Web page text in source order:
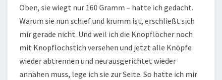
Oben, sie wiegt nur 160 Gramm – hatte ich gedacht.
Warum sie nun schief und krumm ist, erschließt sich
mir gerade nicht. Und weil ich die Knopflöcher noch
mit Knopflochstich versehen und jetzt alle Knöpfe
wieder abtrennen und neu ausgerichtet wieder
annähen muss, lege ich sie zur Seite. So hatte ich mir